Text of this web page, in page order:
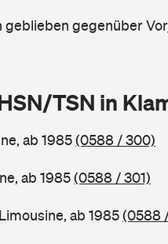
geblieben gegenüber
TSN in
ab 1985(0588 / 300)
ab 1985(0588 / 301)
ab 1985(0588